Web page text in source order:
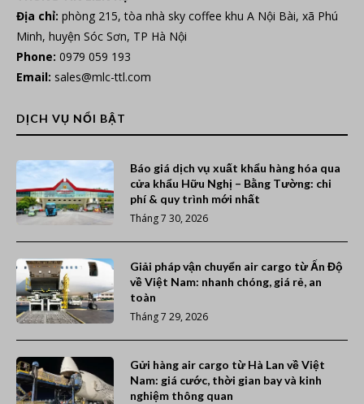
Địa chỉ: phòng 215, tòa nhà sky coffee khu A Nội Bài, xã Phú
Minh, huyện Sóc Sơn, TP Hà Nội
Phone: 0979 059 193
Email: sales@mlc-ttl.com
DỊCH VỤ NỔI BẬT
Báo giá dịch vụ xuất khẩu hàng hóa qua
cửa khẩu Hữu Nghị – Bằng Tường: chi
phí & quy trình mới nhất
Tháng 7 30, 2026
Giải pháp vận chuyển air cargo từ Ấn Độ
về Việt Nam: nhanh chóng, giá rẻ, an
toàn
Tháng 7 29, 2026
Gửi hàng air cargo từ Hà Lan về Việt
Nam: giá cước, thời gian bay và kinh
nghiệm thông quan